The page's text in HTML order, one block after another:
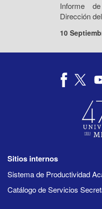
Informe
Dirección
10
Sitios internos
Sistema de Productividad
Catálogo de Servicios